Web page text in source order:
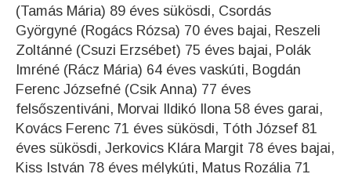
(Tamás Mária) 89 éves sükösdi, Csordás
Györgyné (Rogács Rózsa) 70 éves bajai, Reszeli
Zoltánné (Csuzi Erzsébet) 75 éves bajai, Polák
Imréné (Rácz Mária) 64 éves vaskúti, Bogdán
Ferenc Józsefné (Csik Anna) 77 éves
felsőszentiváni, Morvai Ildikó Ilona 58 éves garai,
Kovács Ferenc 71 éves sükösdi, Tóth József 81
éves sükösdi, Jerkovics Klára Margit 78 éves bajai,
Kiss István 78 éves mélykúti, Matus Rozália 71